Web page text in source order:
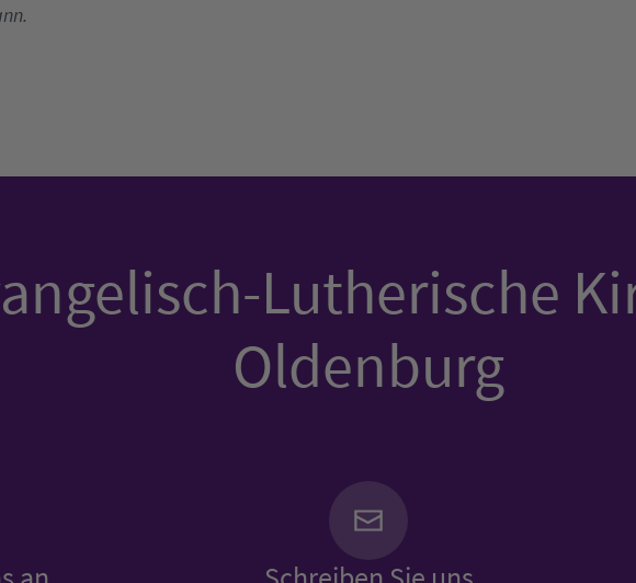
Lutherische
Oldenburg